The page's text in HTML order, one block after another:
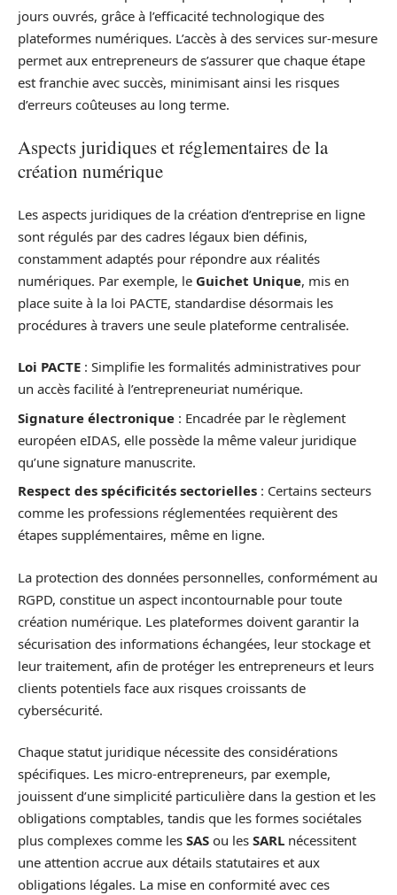
jours ouvrés, grâce à l’efficacité technologique des
plateformes numériques. L’accès à des services sur-mesure
permet aux entrepreneurs de s’assurer que chaque étape
est franchie avec succès, minimisant ainsi les risques
d’erreurs coûteuses au long terme.
Aspects juridiques et réglementaires de la
création numérique
Les aspects juridiques de la création d’entreprise en ligne
sont régulés par des cadres légaux bien définis,
constamment adaptés pour répondre aux réalités
numériques. Par exemple, le Guichet Unique, mis en
place suite à la loi PACTE, standardise désormais les
procédures à travers une seule plateforme centralisée.
Loi PACTE : Simplifie les formalités administratives pour
un accès facilité à l’entrepreneuriat numérique.
Signature électronique : Encadrée par le règlement
européen eIDAS, elle possède la même valeur juridique
qu’une signature manuscrite.
Respect des spécificités sectorielles : Certains secteurs
comme les professions réglementées requièrent des
étapes supplémentaires, même en ligne.
La protection des données personnelles, conformément au
RGPD, constitue un aspect incontournable pour toute
création numérique. Les plateformes doivent garantir la
sécurisation des informations échangées, leur stockage et
leur traitement, afin de protéger les entrepreneurs et leurs
clients potentiels face aux risques croissants de
cybersécurité.
Chaque statut juridique nécessite des considérations
spécifiques. Les micro-entrepreneurs, par exemple,
jouissent d’une simplicité particulière dans la gestion et les
obligations comptables, tandis que les formes sociétales
plus complexes comme les SAS ou les SARL nécessitent
une attention accrue aux détails statutaires et aux
obligations légales. La mise en conformité avec ces